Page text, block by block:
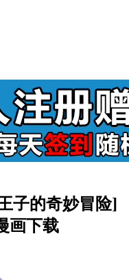
子的奇妙冒险]
画下载